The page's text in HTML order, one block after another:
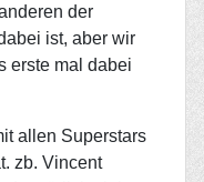
der
ist, aber wir
erste mal dabei
allen Superstars
zb. Vincent